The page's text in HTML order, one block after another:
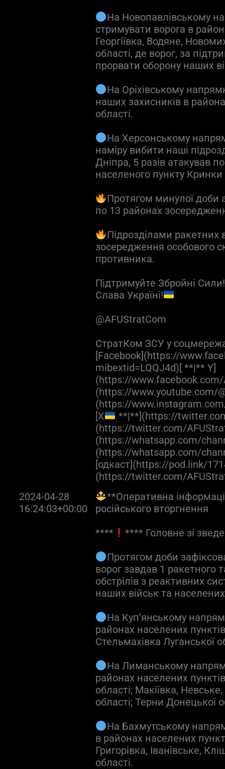
На Новопавлівському
стримувати ворога в
Георгіївка, Водяне,
області, де ворог, за
прорвати оборону наших
На Оріхівському
наших захисників в
області.
На Херсонському
наміру вибити наші
Дніпра, 5 разів атакував
населеного пункту Кринки
Протягом минулої доби
по 13 районах
Підрозділами ракетних
зосередження особового
противника.
Підтримуйте Збройні
Слава Україні!
@AFUStratCom
СтратКом ЗСУ у
[Facebook](https://
mibextid=LQQJ4d)[ **|** Y]
(https://
(https://www.youtube.com/
(https://
[X
**|**](https://
(https://twitter.com/
(https://whatsapp.com/
(https://whatsapp.com/
[одкаст](https://pod.link/
(https://twitter.com/
2024-04-28
16:24:03+00:00
**Оперативна
російського вторгнення
****
**** Головне зі
Протягом доби
ворог завдав 1 ракетного
обстрілів з реактивних
наших військ та
На Куп’янському
районах населених
Стельмахівка Луганської
На Лиманському
районах населених
області; Макіївка,
області; Терни Донецької
На Бахмутському
в районах населених
Григорівка, Іванівське,
області.